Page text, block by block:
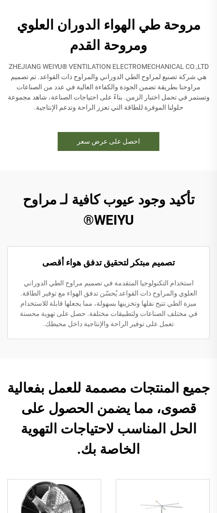
مروحة طي الهواء الدوران العلوي
ومروحة القدم
ZHEJIANG WEIYU® VENTILATION ELECTROMECHANICAL CO.,LTD
هي شركة تصنيع لمراوح الطي الدوراني والمراوح ذات القواعد. تم تصميم
مراوحنا بطريقة تضمن الجودة والكفاءة العالية في عدد من الصناعات
وتستمر في تحمل اختبار الزمن. بناءً على احتياجات الصناعة، شاهد مجموعة
حلولنا الموفرة للطاقة التي تعزز الراحة وتدعم الإنتاجية.
احصل على عرض سعر
تأكيد وجود عيوب كافية لـ مراوح
WEIYU®
تصميم مبتكر لتحقيق تدفق هواء أقصى
استخدام التكنولوجيا المتقدمة في تصميم مراوح الطي الدوراني
العلوي والمراوح ذات القواعد يُحسّن تدفق الهواء مع توفير الطاقة.
ميزة الطي تتيح نقلها وتخزينها بسهولة، مما يجعلها قابلة للاستخدام
في مختلف الصناعات ولتطبيقات مختلفة. حصل على تهوية محسنة
تعمل على توفير الراحة والإنتاجية داخل محيطك.
جميع المنتجات مصممة للعمل بفعالية
قصوى، مما يضمن الحصول على
الحل المناسب لاحتياجات التهوية
الخاصة بك.